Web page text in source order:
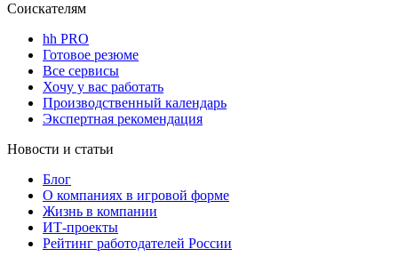
Соискателям
hh PRO
Готовое резюме
Все сервисы
Хочу у вас работать
Производственный календарь
Экспертная рекомендация
Новости и статьи
Блог
О компаниях в игровой форме
Жизнь в компании
ИТ-проекты
Рейтинг работодателей России